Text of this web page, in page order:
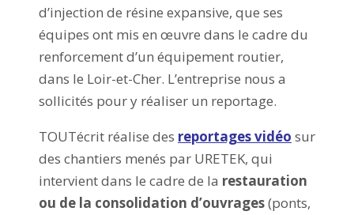
d’injection de résine expansive, que ses
équipes ont mis en œuvre dans le cadre du
renforcement d’un équipement routier,
dans le Loir-et-Cher. L’entreprise nous a
sollicités pour y réaliser un reportage.
TOUTécrit réalise des reportages vidéo sur
des chantiers menés par URETEK, qui
intervient dans le cadre de la restauration
ou de la consolidation d’ouvrages(ponts,